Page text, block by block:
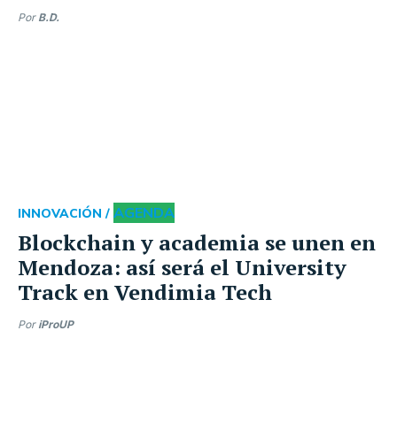
Por B.D.
Blockchain y academia se unen en
Mendoza: así será el University
Track en Vendimia Tech
INNOVACIÓN / AGENDA
Por iProUP